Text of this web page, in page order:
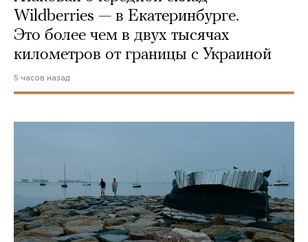
Wildberries — в Екатеринбурге.
Это более чем в двух тысячах
километров от границы с Украиной
5 часов назад